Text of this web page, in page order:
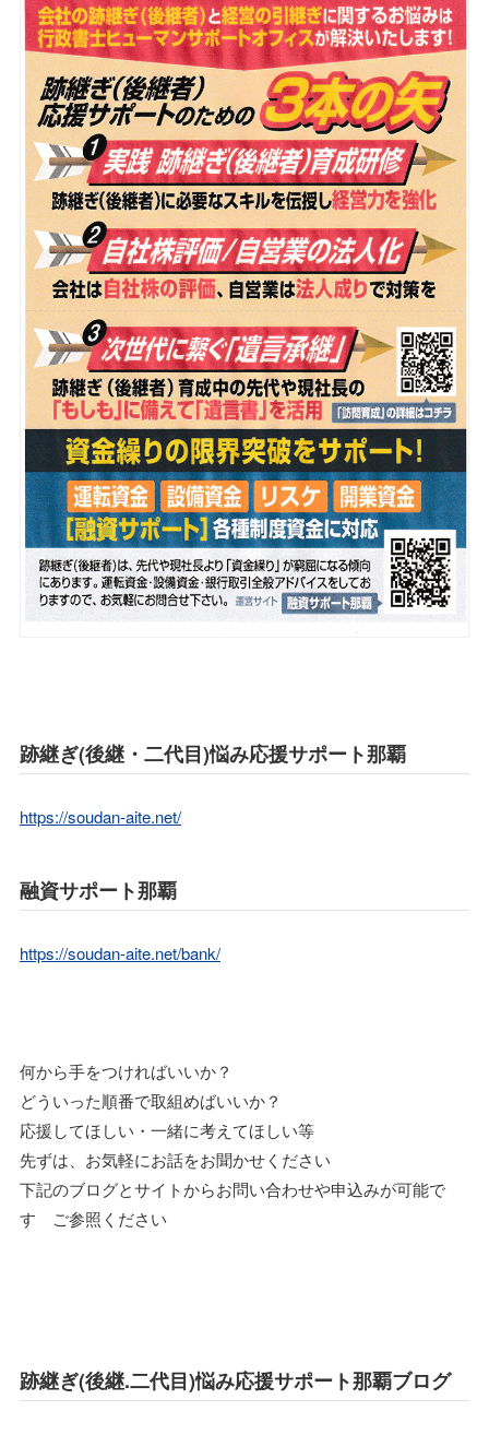
跡継ぎ(後継・二代目)悩み応援サポート那覇
https://soudan-aite.net/
融資サポート那覇
https://soudan-aite.net/bank/
何から手をつければいいか？
どういった順番で取組めばいいか？
応援してほしい・一緒に考えてほしい等
先ずは、お気軽にお話をお聞かせください
下記のブログとサイトからお問い合わせや申込みが可能で
す ご参照ください
跡継ぎ(後継.二代目)悩み応援サポート那覇ブログ